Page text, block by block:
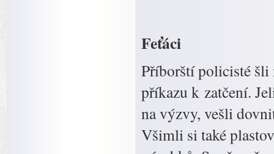
Feťáci
Příborští policisté šli
příkazu k zatčení.
na výzvy, vešli
Všimli si také